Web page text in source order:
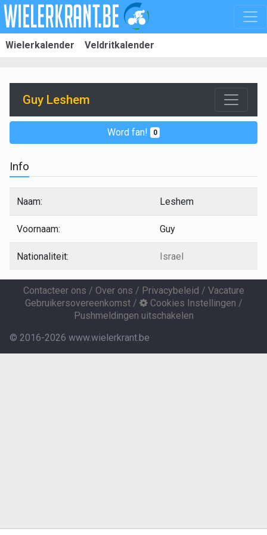
Wielerkalender Veldritkalender
Guy Leshem
Word fan! 0
Info
Naam: Leshem
Voornaam: Guy
Nationaliteit: Israel
Contacteer ons / Over ons / Privacybeleid / Vacature
Gebruikersovereenkomst/ Cookies Instellingen /
Pushmeldingen uitschakelen
© 2016-2026 www.wielerkrant.be